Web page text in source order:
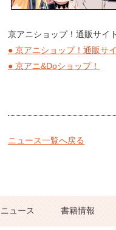
京アニショップ！通販サイ
● 京アニショップ！通販サ
● 京アニ&Doショップ！
ニュース一覧へ戻る
ニュース 書籍情報